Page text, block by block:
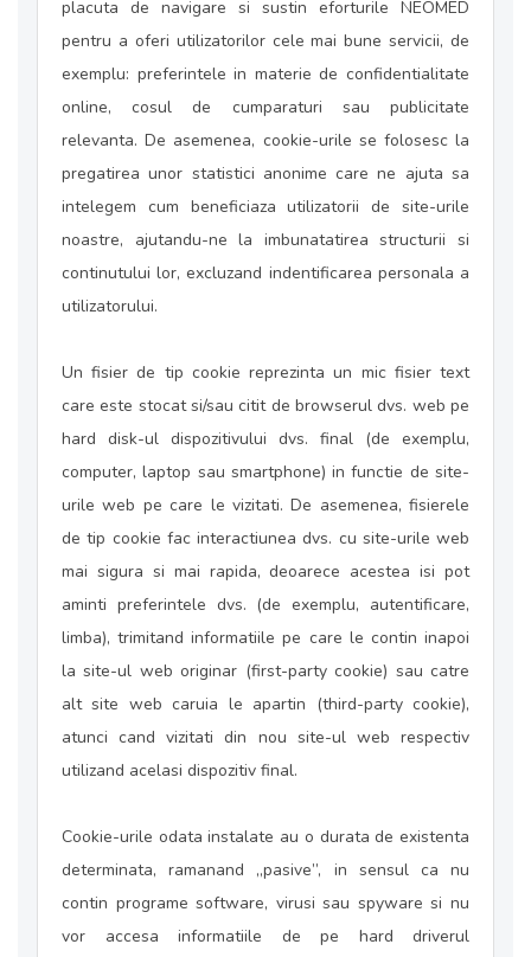
placuta de navigare si sustin eforturile NEOMED
pentru a oferi utilizatorilor cele mai bune servicii, de
exemplu: preferintele in materie de confidentialitate
online, cosul de cumparaturi sau publicitate
relevanta. De asemenea, cookie-urile se folosesc la
pregatirea unor statistici anonime care ne ajuta sa
intelegem cum beneficiaza utilizatorii de site-urile
noastre, ajutandu-ne la imbunatatirea structurii si
continutului lor, excluzand indentificarea personala a
utilizatorului.
Un fisier de tip cookie reprezinta un mic fisier text
care este stocat si/sau citit de browserul dvs. web pe
hard disk-ul dispozitivului dvs. final (de exemplu,
computer, laptop sau smartphone) in functie de site-
urile web pe care le vizitati. De asemenea, fisierele
de tip cookie fac interactiunea dvs. cu site-urile web
mai sigura si mai rapida, deoarece acestea isi pot
aminti preferintele dvs. (de exemplu, autentificare,
limba), trimitand informatiile pe care le contin inapoi
la site-ul web originar (first-party cookie) sau catre
alt site web caruia le apartin (third-party cookie),
atunci cand vizitati din nou site-ul web respectiv
utilizand acelasi dispozitiv final.
Cookie-urile odata instalate au o durata de existenta
determinata, ramanand „pasive”, in sensul ca nu
contin programe software, virusi sau spyware si nu
vor accesa informatiile de pe hard driverul